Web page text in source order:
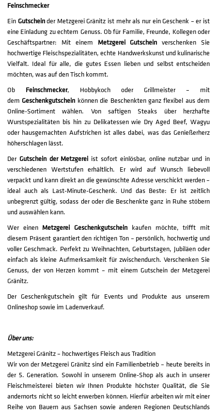
Feinschmecker
Ein Gutscheinder Metzgerei Gränitz ist mehr als nur ein Geschenk – er ist
eine Einladung zu echtem Genuss. Ob für Familie, Freunde, Kollegen oder
Geschäftspartner: Mit einem Metzgerei Gutschein verschenken Sie
hochwertige Fleischspezialitäten, echte Handwerkskunst und kulinarische
Vielfalt. Ideal für alle, die gutes Essen lieben und selbst entscheiden
möchten, was auf den Tisch kommt.
Ob Feinschmecker, Hobbykoch oder Grillmeister – mit
dem Geschenkgutschein können die Beschenkten ganz flexibel aus dem
Online-Sortiment wählen. Von saftigen Steaks über herzhafte
Wurstspezialitäten bis hin zu Delikatessen wie Dry Aged Beef, Wagyu
oder hausgemachten Aufstrichen ist alles dabei, was das Genießerherz
höherschlagen lässt.
Der Gutschein der Metzgerei ist sofort einlösbar, online nutzbar und in
verschiedenen Wertstufen erhältlich. Er wird auf Wunsch liebevoll
verpackt und kann direkt an die gewünschte Adresse verschickt werden –
ideal auch als Last-Minute-Geschenk. Und das Beste: Er ist zeitlich
unbegrenzt gültig, sodass der oder die Beschenkte ganz in Ruhe stöbern
und auswählen kann.
Wer einen Metzgerei Geschenkgutschein kaufen möchte, trifft mit
diesem Präsent garantiert den richtigen Ton – persönlich, hochwertig und
voller Geschmack. Perfekt zu Weihnachten, Geburtstagen, Jubiläen oder
einfach als kleine Aufmerksamkeit für zwischendurch. Verschenken Sie
Genuss, der von Herzen kommt – mit einem Gutschein der Metzgerei
Gränitz.
Der Geschenkgutschein gilt für Events und Produkte aus unserem
Onlineshop sowie im Ladenverkauf.
Über uns:
Metzgerei Gränitz – hochwertiges Fleisch aus Tradition
Wir von der Metzgerei Gränitz sind ein Familienbetrieb – heute bereits in
der 5. Generation. Sowohl in unserem Online-Shop als auch in unserer
Fleischmeisterei bieten wir Ihnen Produkte höchster Qualität, die Sie
andernorts nicht so leicht erwerben können. Hierfür arbeiten wir mit einer
Reihe von Bauern aus Sachsen sowie anderen Regionen Deutschlands